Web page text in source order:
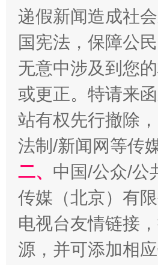
“刷贴”乱象丛生
递假新闻造成社
国宪法，保障公
无意中涉及到您
或更正。特请来
站有权先行撤除
法制/新闻网等传
二、 中国/公众/公
传媒（北京）有
电视台友情链接
源，并可添加相应